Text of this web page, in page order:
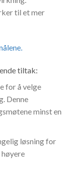
til et mer
tiltak:
for å velge
Denne
minst en
løsning for